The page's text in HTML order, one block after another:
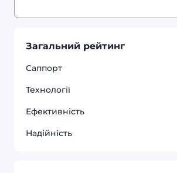
Загальний рейтинг
Саппорт
Технології
Ефективність
Надійність